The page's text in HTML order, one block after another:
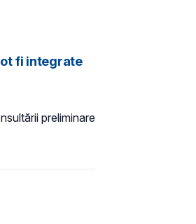
fi integrate
preliminare